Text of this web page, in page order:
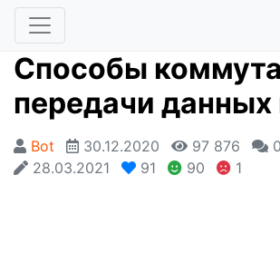
Способы
передачи данных
Bot 30.12.2020 97 876
0
28.03.2021
91 90 1